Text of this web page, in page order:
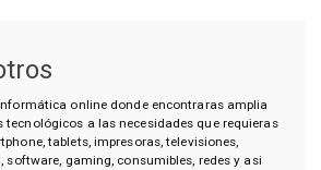
online donde encontraras amplia
tecnológicos a las necesidades que requieras
tablets, impresoras, televisiones,
software, gaming, consumibles, redes y asi